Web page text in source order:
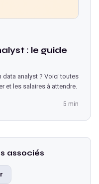
: le guide
data analyst ? Voici toutes
et les salaires à attendre.
5 min
associés